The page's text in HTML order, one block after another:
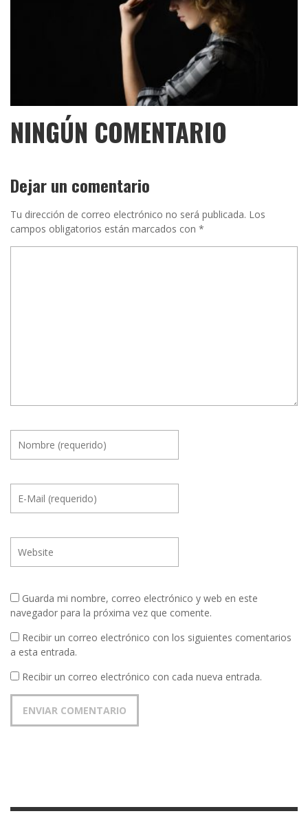
NINGÚN COMENTARIO
Dejar un comentario
Tu dirección de correo electrónico no será publicada. Los
campos obligatorios están marcados con *
Guarda mi nombre, correo electrónico y web en este
navegador para la próxima vez que comente.
Recibir un correo electrónico con los siguientes comentarios
a esta entrada.
Recibir un correo electrónico con cada nueva entrada.